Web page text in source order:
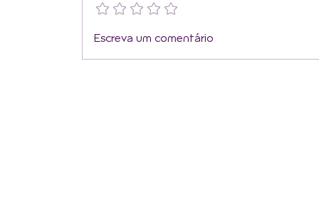
A felicidade nasce nas
Escreva um comentário